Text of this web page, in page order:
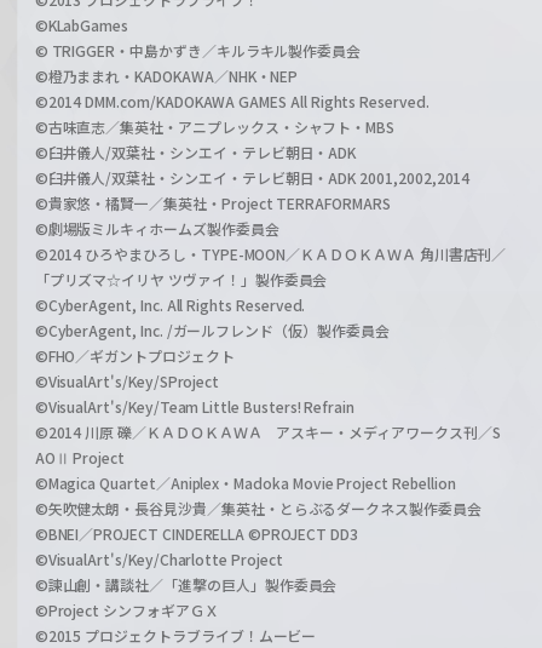
©KLabGames
© TRIGGER・中島かずき／キルラキル製作委員会
©橙乃ままれ・KADOKAWA／NHK・NEP
©2014 DMM.com/KADOKAWA GAMES All Rights Reserved.
©古味直志／集英社・アニプレックス・シャフト・MBS
©臼井儀人/双葉社・シンエイ・テレビ朝日・ADK
©臼井儀人/双葉社・シンエイ・テレビ朝日・ADK 2001,2002,2014
©貴家悠・橘賢一／集英社・Project TERRAFORMARS
©劇場版ミルキィホームズ製作委員会
©2014 ひろやまひろし・TYPE-MOON／ＫＡＤＯＫＡＷＡ 角川書店刊／
「プリズマ☆イリヤ ツヴァイ！」製作委員会
©CyberAgent, Inc. All Rights Reserved.
©CyberAgent, Inc. /ガールフレンド（仮）製作委員会
©FHO／ギガントプロジェクト
©VisualArt's/Key/SProject
©VisualArt's/Key/Team Little Busters! Refrain
©2014 川原 礫／ＫＡＤＯＫＡＷＡ アスキー・メディアワークス刊／S
AOⅡ Project
©Magica Quartet／Aniplex・Madoka Movie Project Rebellion
©矢吹健太朗・長谷見沙貴／集英社・とらぶるダークネス製作委員会
©BNEI／PROJECT CINDERELLA ©PROJECT DD3
©VisualArt's/Key/Charlotte Project
©諫山創・講談社／「進撃の巨人」製作委員会
©Project シンフォギアＧＸ
©2015 プロジェクトラブライブ！ムービー